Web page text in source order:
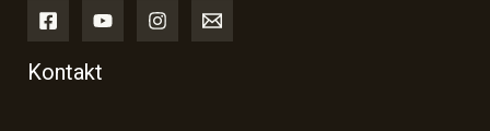
Kontakt